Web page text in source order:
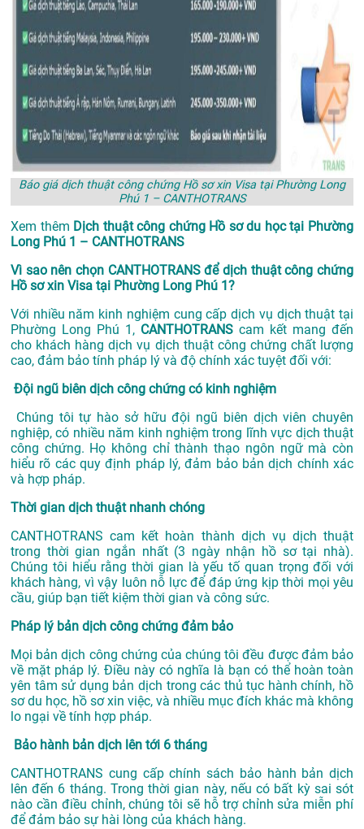
Báo giá dịch thuật công chứng Hồ sơ xin Visa tại Phường Long
Phú 1 – CANTHOTRANS
Xem thêm Dịch thuật công chứng Hồ sơ du học tại Phường
Long Phú 1 – CANTHOTRANS
Vì sao nên chọn CANTHOTRANS để dịch thuật công chứng
Hồ sơ xin Visa tại Phường Long Phú 1?
Với nhiều năm kinh nghiệm cung cấp dịch vụ dịch thuật tại
Phường Long Phú 1, CANTHOTRANS cam kết mang đến
cho khách hàng dịch vụ dịch thuật công chứng chất lượng
cao, đảm bảo tính pháp lý và độ chính xác tuyệt đối với:
Đội ngũ biên dịch công chứng có kinh nghiệm
Chúng tôi tự hào sở hữu đội ngũ biên dịch viên chuyên
nghiệp, có nhiều năm kinh nghiệm trong lĩnh vực dịch thuật
công chứng. Họ không chỉ thành thạo ngôn ngữ mà còn
hiểu rõ các quy định pháp lý, đảm bảo bản dịch chính xác
và hợp pháp.
Thời gian dịch thuật nhanh chóng
CANTHOTRANS cam kết hoàn thành dịch vụ dịch thuật
trong thời gian ngắn nhất (3 ngày nhận hồ sơ tại nhà).
Chúng tôi hiểu rằng thời gian là yếu tố quan trọng đối với
khách hàng, vì vậy luôn nỗ lực để đáp ứng kịp thời mọi yêu
cầu, giúp bạn tiết kiệm thời gian và công sức.
Pháp lý bản dịch công chứng đảm bảo
Mọi bản dịch công chứng của chúng tôi đều được đảm bảo
về mặt pháp lý. Điều này có nghĩa là bạn có thể hoàn toàn
yên tâm sử dụng bản dịch trong các thủ tục hành chính, hồ
sơ du học, hồ sơ xin việc, và nhiều mục đích khác mà không
lo ngại về tính hợp pháp.
Bảo hành bản dịch lên tới 6 tháng
CANTHOTRANS cung cấp chính sách bảo hành bản dịch
lên đến 6 tháng. Trong thời gian này, nếu có bất kỳ sai sót
nào cần điều chỉnh, chúng tôi sẽ hỗ trợ chỉnh sửa miễn phí
để đảm bảo sự hài lòng của khách hàng.